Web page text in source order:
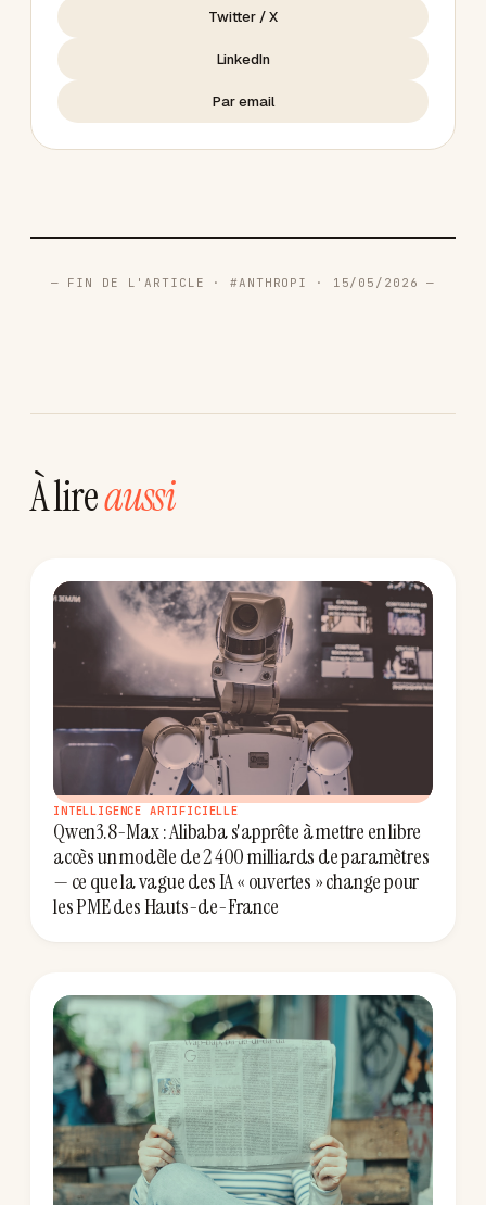
Twitter / X
LinkedIn
Par email
— FIN DE L'ARTICLE · #ANTHROPI · 15/05/2026 —
À lireaussi
INTELLIGENCE ARTIFICIELLE
Qwen3.8-Max : Alibaba s'apprête à mettre en libre
accès un modèle de 2 400 milliards de paramètres
— ce que la vague des IA « ouvertes » change pour
les PME des Hauts-de-France